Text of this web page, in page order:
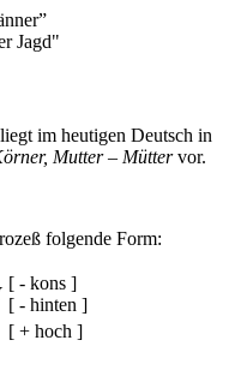
Jagd"
im heutigen Deutsch in
Mutter – Müttervor.
folgende Form:
[ - kons ]
[ - hinten ]
[ + hoch ]